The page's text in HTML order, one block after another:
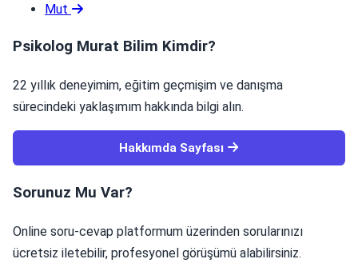
Mut
Psikolog Murat Bilim Kimdir?
22 yıllık deneyimim, eğitim geçmişim ve danışma
sürecindeki yaklaşımım hakkında bilgi alın.
Hakkımda Sayfası
Sorunuz Mu Var?
Online soru-cevap platformum üzerinden sorularınızı
ücretsiz iletebilir, profesyonel görüşümü alabilirsiniz.